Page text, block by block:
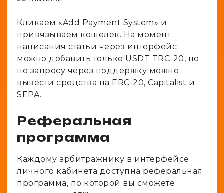
Кликаем «Add Payment System» и
привязываем кошелек. На момент
написания статьи через интерфейс
можно добавить только USDT TRC-20, но
по запросу через поддержку можно
вывести средства на ERC-20, Capitalist и
SEPA.
Реферальная
программа
Каждому арбитражнику в интерфейсе
личного кабинета доступна реферальная
программа, по которой вы сможете